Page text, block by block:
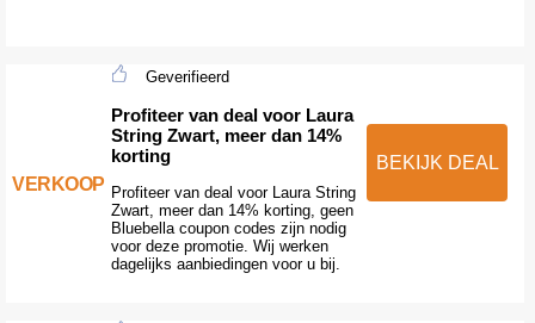
VERKOOP
Geverifieerd
Profiteer van deal voor Laura
String Zwart, meer dan 14%
korting
Profiteer van deal voor Laura String
Zwart, meer dan 14% korting, geen
Bluebella coupon codes zijn nodig
voor deze promotie. Wij werken
dagelijks aanbiedingen voor u bij.
BEKIJK DEAL